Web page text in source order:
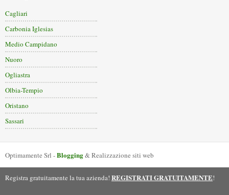
Cagliari
Carbonia Iglesias
Medio Campidano
Nuoro
Ogliastra
Olbia-Tempio
Oristano
Sassari
Optimamente Srl -Blogging& Realizzazione siti web
Registra gratuitamente la tua azienda! REGISTRATI GRATUITAMENTE!